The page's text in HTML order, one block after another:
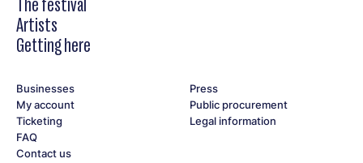
The festival
Artists
Getting here
Businesses
My account
Ticketing
FAQ
Contact us
Press
Public procurement
Legal information